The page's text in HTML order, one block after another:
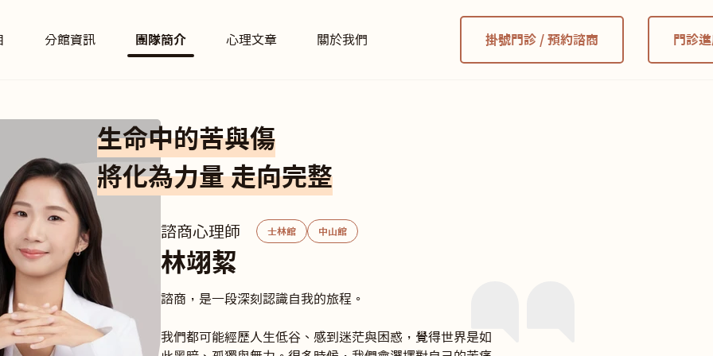
分館資訊 團隊簡介 心理文章 關於我們 掛號門診 / 預約諮商 門診
生命中的苦與傷
將化為力量 走向完整
諮商心理師 士林館 中山館
林翊絜
諮商，是一段深刻認識自我的旅程。
我們都可能經歷人生低谷、感到迷茫與困惑，覺得世界是如